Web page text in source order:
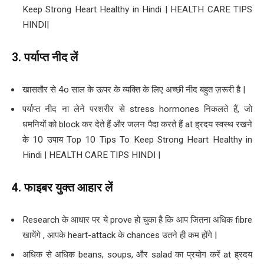
Keep Strong Heart Healthy in Hindi | HEALTH CARE TIPS
HINDI|
3.पर्याप्त नीद लें
खासतौर से 4o साल के ऊपर के व्यक्ति के लिए अच्छी नीद बहुत ज़रूरी है |
पर्याप्त नीद ना लेने परशरीर से stress hormones निकलते हैं, जो
धमनियों को block कर देते हैं और जलन पैदा करते हैं at ह्रदय स्वस्थ रखने
के 10 उपाय Top 10 Tips To Keep Strong Heart Healthy in
Hindi | HEALTH CARE TIPS HINDI |
4.फाइबर युक्त आहार लें
Research के आधार पर ये prove हो चुका है कि आप जितना अधिक fibre
खायेंगे , आपके heart-attack के chances उतने ही कम होंगे |
अधिक से अधिक beans, soups, और salad का प्रयोग करें at ह्रदय